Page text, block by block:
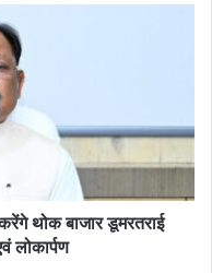
थोक बाजार डूमरतराई
लोकार्पण